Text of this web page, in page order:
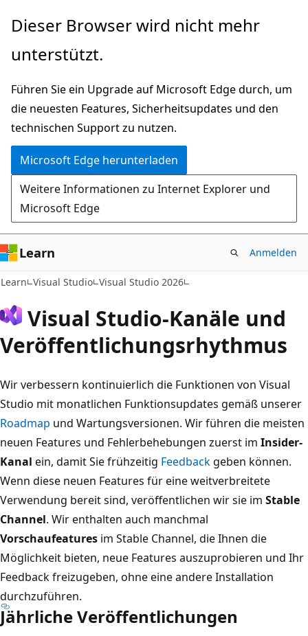
Zu
wechseln
Dieser Browser wird nicht mehr
unterstützt.
Führen Sie ein Upgrade auf Microsoft Edge durch, um
die neuesten Features, Sicherheitsupdates und den
technischen Support zu nutzen.
Microsoft Edge herunterladen
Weitere Informationen zu Internet Explorer und
Microsoft Edge
Learn Anmelden
Learn Visual Studio Visual Studio 2026
Visual Studio-Kanäle und
Veröffentlichungsrhythmus
Wir verbessern kontinuierlich die Funktionen von Visual
Studio mit monatlichen Funktionsupdates gemäß unserer
Roadmap und Wartungsversionen. Wir führen die meisten
neuen Features und Fehlerbehebungen zuerst im Insider-
Kanal ein, damit Sie frühzeitig Feedback geben können.
Wenn diese neuen Features für eine weitverbreitete
Verwendung bereit sind, veröffentlichen wir sie im Stable
Channel. Wir enthalten auch manchmal
Vorschaufeatures im Stable Channel, die Ihnen die
Möglichkeit bieten, neue Features auszuprobieren und Ihr
Feedback freizugeben, ohne eine andere Installation
durchzuführen.
Jährliche Veröffentlichungen